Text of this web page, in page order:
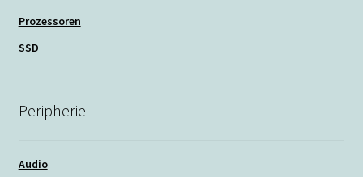
Prozessoren
SSD
Peripherie
Audio